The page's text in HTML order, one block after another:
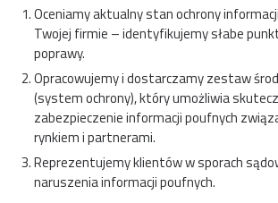
Oceniamy aktualny stan ochrony
Twojej firmie – identyfikujemy słabe
poprawy.
Opracowujemy i dostarczamy zestaw
(system ochrony), który umożliwia
zabezpieczenie informacji poufnych
rynkiem i partnerami.
Reprezentujemy klientów w sporach
naruszenia informacji poufnych.